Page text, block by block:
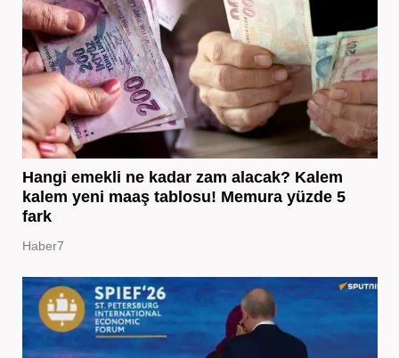
Hangi emekli ne kadar zam alacak? Kalem
kalem yeni maaş tablosu! Memura yüzde 5
fark
Haber7